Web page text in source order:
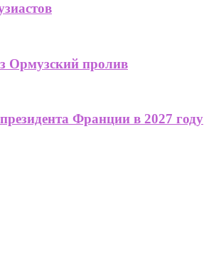
Ормузский пролив
Франции в 2027 году